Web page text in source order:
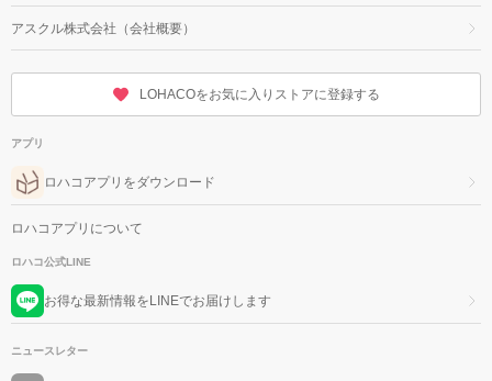
アスクル株式会社（会社概要）
LOHACOをお気に入りストアに登録する
アプリ
ロハコアプリをダウンロード
ロハコアプリについて
ロハコ公式LINE
お得な最新情報をLINEでお届けします
ニュースレター